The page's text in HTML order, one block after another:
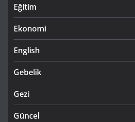
Eğitim
Ekonomi
English
Gebelik
Gezi
Güncel